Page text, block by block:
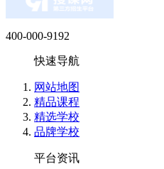
们理解，不枯燥，听说
战课，打算今年去考中
余*兮 (****)
受:校区环境干净整洁，
400-000-9192
快速导航
网站地图
精品课程
精选学校
品牌学校
平台资讯